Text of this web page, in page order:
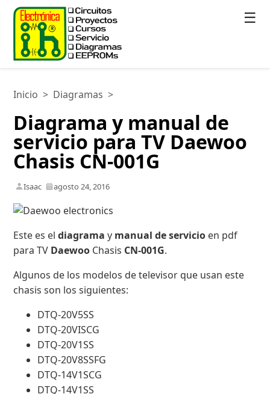
☰
Inicio > Diagramas >
Diagrama y manual de
servicio para TV Daewoo
Chasis CN-001G
Isaac agosto 24, 2016
Este es eldiagrama y manual de servicio en pdf
para TV Daewoo Chasis CN-001G.
Algunos de los modelos de televisor que usan este
chasis son los siguientes:
DTQ-20V5SS
DTQ-20VISCG
DTQ-20V1SS
DTQ-20V8SSFG
DTQ-14V1SCG
DTQ-14V1SS